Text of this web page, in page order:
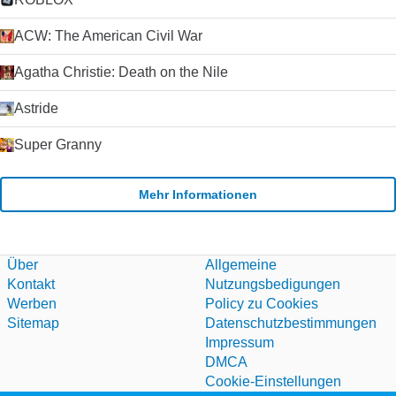
ACW: The American Civil War
Agatha Christie: Death on the Nile
Astride
Super Granny
Mehr Informationen
Über
Kontakt
Werben
Sitemap
Allgemeine
Nutzungsbedigungen
Policy zu Cookies
Datenschutzbestimmungen
Impressum
DMCA
Cookie-Einstellungen